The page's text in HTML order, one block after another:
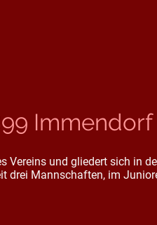
Immendorf
Vereins und gliedert sich in
drei Mannschaften, im